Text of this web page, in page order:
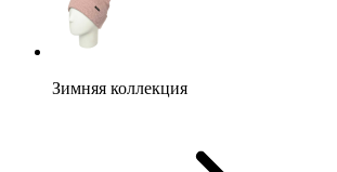
Зимняя коллекция